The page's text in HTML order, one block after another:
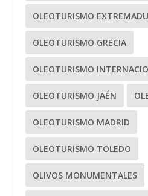
OLEOTURISMO
OLEOTURISMO GRECIA
OLEOTURISMO
OLEOTURISMO JAÉN
OLEOTURISMO MADRID
OLEOTURISMO TOLEDO
OLIVOS MONUMENTALES